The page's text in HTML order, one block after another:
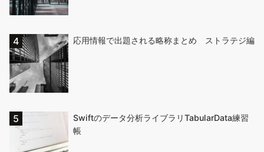
応用情報で出題される略称まとめ ストラテジ編
Swiftのデータ分析ライブラリTabularData練習
帳